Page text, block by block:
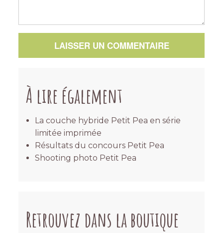
LAISSER UN COMMENTAIRE
À lire également
La couche hybride Petit Pea en série
limitée imprimée
Résultats du concours Petit Pea
Shooting photo Petit Pea
Retrouvez dans la boutique